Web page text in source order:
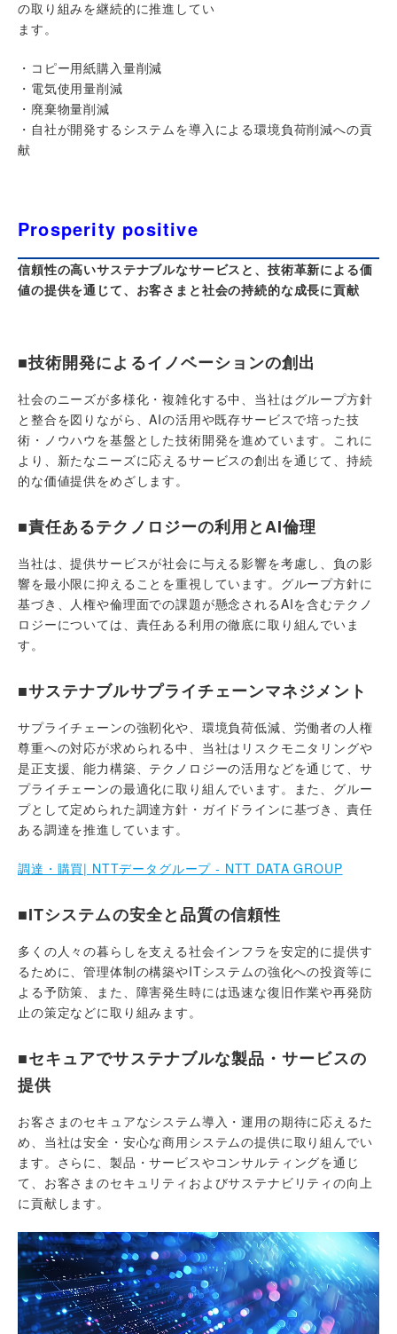
の取り組みを継続的に推進してい
ます。
・コピー用紙購入量削減
・電気使用量削減
・廃棄物量削減
・自社が開発するシステムを導入による環境負荷削減への貢
献
Prosperity positive
信頼性の高いサステナブルなサービスと、技術革新による価
値の提供を通じて、お客さまと社会の持続的な成長に貢献
■技術開発によるイノベーションの創出
社会のニーズが多様化・複雑化する中、当社はグループ方針
と整合を図りながら、AIの活用や既存サービスで培った技
術・ノウハウを基盤とした技術開発を進めています。これに
より、新たなニーズに応えるサービスの創出を通じて、持続
的な価値提供をめざします。
■責任あるテクノロジーの利用とAI倫理
当社は、提供サービスが社会に与える影響を考慮し、負の影
響を最小限に抑えることを重視しています。グループ方針に
基づき、人権や倫理面での課題が懸念されるAIを含むテクノ
ロジーについては、責任ある利用の徹底に取り組んでいま
す。
■サステナブルサプライチェーンマネジメント
サプライチェーンの強靭化や、環境負荷低減、労働者の人権
尊重への対応が求められる中、当社はリスクモニタリングや
是正支援、能力構築、テクノロジーの活用などを通じて、サ
プライチェーンの最適化に取り組んでいます。また、グルー
プとして定められた調達方針・ガイドラインに基づき、責任
ある調達を推進しています。
調達・購買| NTTデータグループ - NTT DATA GROUP
■ITシステムの安全と品質の信頼性
多くの人々の暮らしを支える社会インフラを安定的に提供す
るために、管理体制の構築やITシステムの強化への投資等に
よる予防策、また、障害発生時には迅速な復旧作業や再発防
止の策定などに取り組みます。
■セキュアでサステナブルな製品・サービスの
提供
お客さまのセキュアなシステム導入・運用の期待に応えるた
め、当社は安全・安心な商用システムの提供に取り組んでい
ます。さらに、製品・サービスやコンサルティングを通じ
て、お客さまのセキュリティおよびサステナビリティの向上
に貢献します。